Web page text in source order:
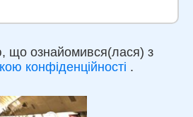
що ознайомився(лася) з
конфіденційності .